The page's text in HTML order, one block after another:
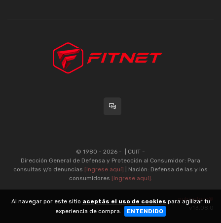
© 1980 - 2026 -
| CUIT -
Dirección General de Defensa y Protección al Consumidor: Para
consultas y/o denuncias [ingrese aquí]
| Nación: Defensa de las y los
consumidores [ingrese aquí] .
nubixstore®
Al navegar por este sitio aceptás el uso de cookies para agilizar tu
experiencia de compra.
ENTENDIDO